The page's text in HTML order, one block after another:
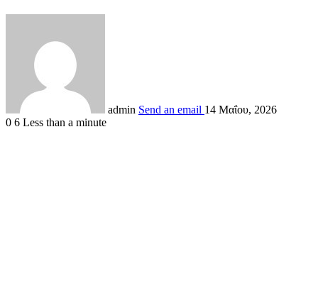
admin Send an email 14 Μαΐου, 2026
0 6 Less than a minute